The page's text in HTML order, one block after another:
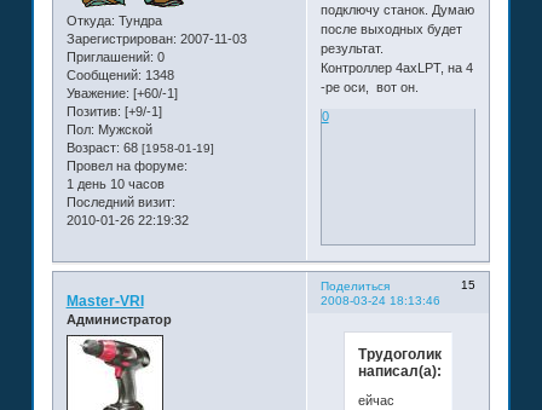
Откуда: Тундра
Зарегистрирован: 2007-11-03
Приглашений: 0
Сообщений: 1348
Уважение: [+60/-1]
Позитив: [+9/-1]
Пол: Мужской
Возраст: 68 [1958-01-19]
Провел на форуме:
1 день 10 часов
Последний визит:
2010-01-26 22:19:32
подключу станок. Думаю
после выходных будет
результат.
Контроллер 4ахLPT, на 4
-ре оси, вот он.
0
Поделиться
15
2008-03-24 18:13:46
Master-VRI
Администратор
Трудоголик
написал(а):
ейчас